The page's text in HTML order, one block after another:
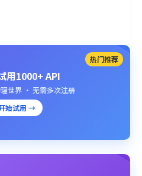
热门推荐
用1000+ API
世界 · 无需多次注册
始试用 →